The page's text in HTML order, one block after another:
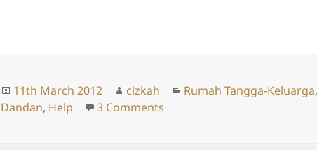
Posted
on
11th March 2012 Author
cizkah Categories
Rumah Tangga-Keluarga
Dandan, Help 3 Comments